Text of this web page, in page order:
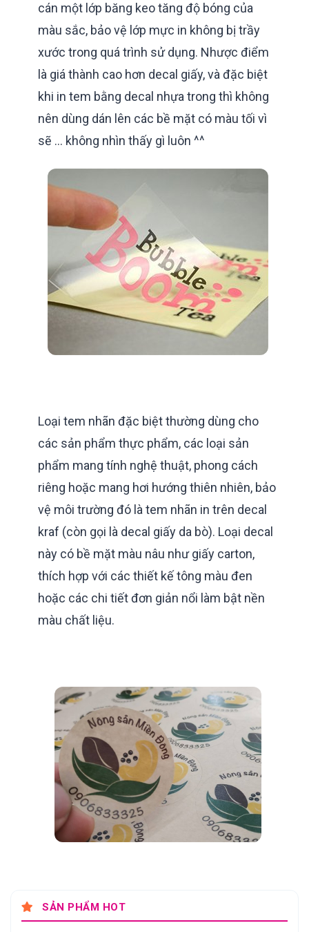
cán một lớp băng keo tăng độ bóng của
màu sắc, bảo vệ lớp mực in không bị trầy
xước trong quá trình sử dụng. Nhược điểm
là giá thành cao hơn decal giấy, và đặc biệt
khi in tem bằng decal nhựa trong thì không
nên dùng dán lên các bề mặt có màu tối vì
sẽ ... không nhìn thấy gì luôn ^^
Loại tem nhãn đặc biệt thường dùng cho
các sản phẩm thực phẩm, các loại sản
phẩm mang tính nghệ thuật, phong cách
riêng hoặc mang hơi hướng thiên nhiên, bảo
vệ môi trường đó là tem nhãn in trên decal
kraf (còn gọi là decal giấy da bò). Loại decal
này có bề mặt màu nâu như giấy carton,
thích hợp với các thiết kế tông màu đen
hoặc các chi tiết đơn giản nổi làm bật nền
màu chất liệu.
SẢN PHẨM HOT